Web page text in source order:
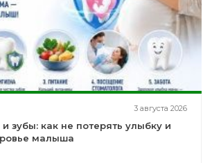
3 августа 2026
зубы: как не потерять улыбку и
малыша